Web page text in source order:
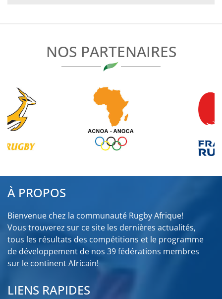
NOS PARTENAIRES
À PROPOS
Bienvenue chez la communauté Rugby Afrique!
Vous trouverez sur ce site les dernières actualités,
tous les résultats des compétitions et le programme
de développement de nos 39 fédérations membres
sur le continent Africain!
LIENS RAPIDES